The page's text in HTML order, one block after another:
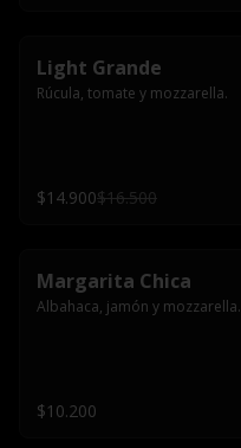
Light Grande
Rúcula, tomate y mozzarella.
$14.900$16.500
Margarita Chica
Albahaca, jamón y mozzarella.
$10.200